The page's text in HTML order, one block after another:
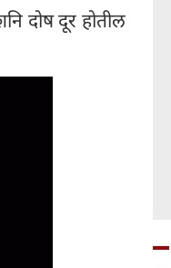
दोष दूर होतील